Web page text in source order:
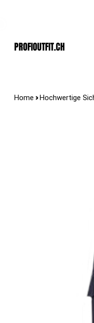
PROFIOUTFIT.cH
Home >Hochwertige